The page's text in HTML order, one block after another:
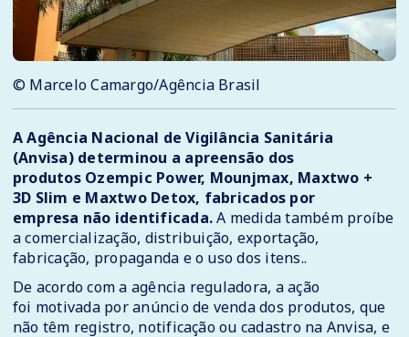
© Marcelo Camargo/Agência Brasil
A Agência Nacional de Vigilância Sanitária
(Anvisa) determinou a apreensão dos
produtos Ozempic Power, Mounjmax, Maxtwo +
3D Slim e Maxtwo Detox, fabricados por
empresa não identificada.A medida também proíbe
a comercialização, distribuição, exportação,
fabricação, propaganda e o uso dos itens..
De acordo com a agência reguladora, a ação
foi motivada por anúncio de venda dos produtos, que
não têm registro, notificação ou cadastro na Anvisa, e